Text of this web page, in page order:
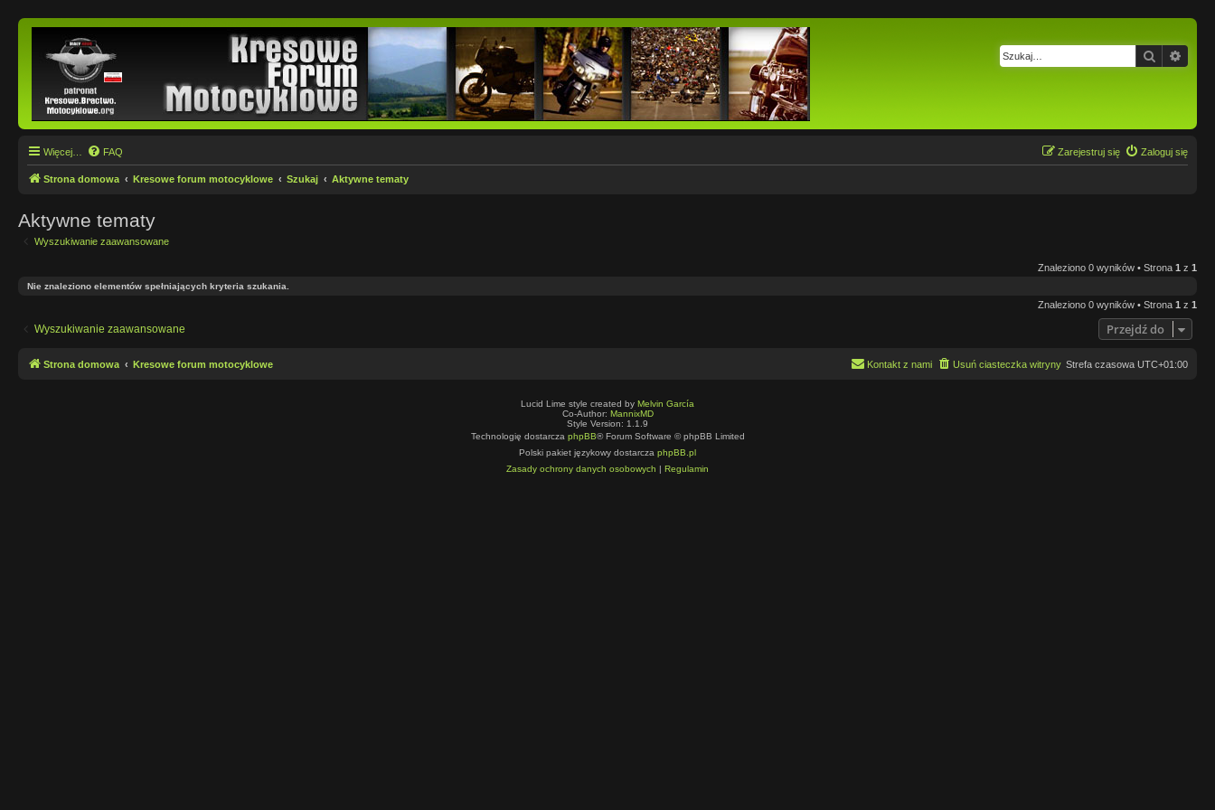
Szukaj
Więcej… FAQ Zaloguj się
Zarejestruj się
Strona domowa Kresowe forum motocyklowe Szukaj Aktywne tematy
Aktywne tematy
Wyszukiwanie zaawansowane
Znaleziono 0 wyników • Strona 1 z 1
Nie znaleziono elementów spełniających kryteria szukania.
Znaleziono 0 wyników • Strona 1 z 1
Wyszukiwanie zaawansowane Przejdź do
Strona domowa Kresowe forum motocyklowe Strefa czasowa UTC+01:00
Usuń ciasteczka witryny
Kontakt z nami
Lucid Lime style created by Melvin García
Co-Author: MannixMD
Style Version: 1.1.9
Technologię dostarcza phpBB® Forum Software © phpBB Limited
Polski pakiet językowy dostarcza phpBB.pl
Zasady ochrony danych osobowych
Regulamin